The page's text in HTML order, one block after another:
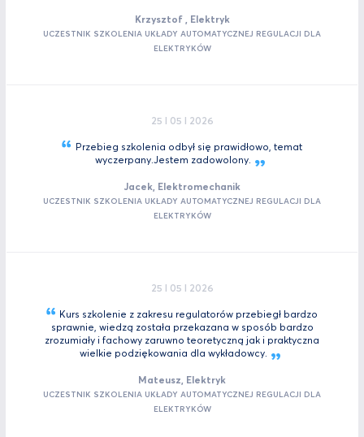
Krzysztof , Elektryk
UCZESTNIK SZKOLENIA UKŁADY AUTOMATYCZNEJ REGULACJI DLA
ELEKTRYKÓW
25 I 05 I 2026
Przebieg szkolenia odbył się prawidłowo, temat
wyczerpany.Jestem zadowolony.
Jacek, Elektromechanik
UCZESTNIK SZKOLENIA UKŁADY AUTOMATYCZNEJ REGULACJI DLA
ELEKTRYKÓW
25 I 05 I 2026
Kurs szkolenie z zakresu regulatorów przebiegł bardzo
sprawnie, wiedzą została przekazana w sposób bardzo
zrozumiały i fachowy zaruwno teoretyczną jak i praktyczna
wielkie podziękowania dla wykładowcy.
Mateusz, Elektryk
UCZESTNIK SZKOLENIA UKŁADY AUTOMATYCZNEJ REGULACJI DLA
ELEKTRYKÓW